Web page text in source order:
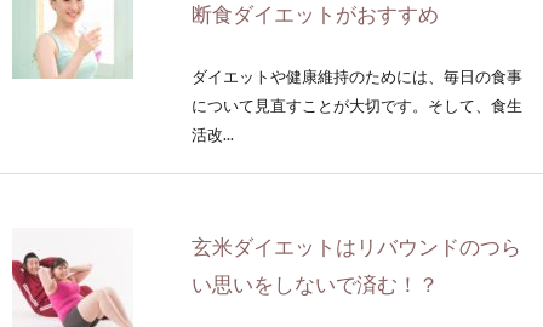
断食ダイエットがおすすめ
ダイエットや健康維持のためには、毎日の食事
について見直すことが大切です。そして、食生
活改...
玄米ダイエットはリバウンドのつら
い思いをしないで済む！？